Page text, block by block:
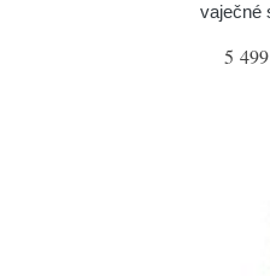
vaječné
5